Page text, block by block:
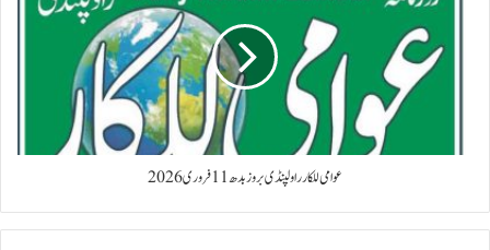
عوامی للکار راولپنڈی بروز بدھ 11 فروری 2026